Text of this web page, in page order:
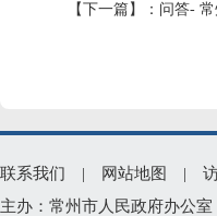
【下一篇】： 问答-
联系我们 | 网站地图 |
主办：常州市人民政府办公